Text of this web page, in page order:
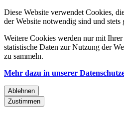
Diese Website verwendet Cookies,
der Website notwendig sind und stets
Weitere Cookies werden nur mit
statistische Daten zur Nutzung der
zu sammeln.
Mehr dazu in unserer
Ablehnen
Zustimmen